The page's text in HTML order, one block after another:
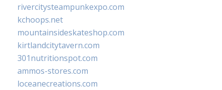
rivercitysteampunkexpo.com
kchoops.net
mountainsideskateshop.com
kirtlandcitytavern.com
301nutritionspot.com
ammos-stores.com
loceanecreations.com